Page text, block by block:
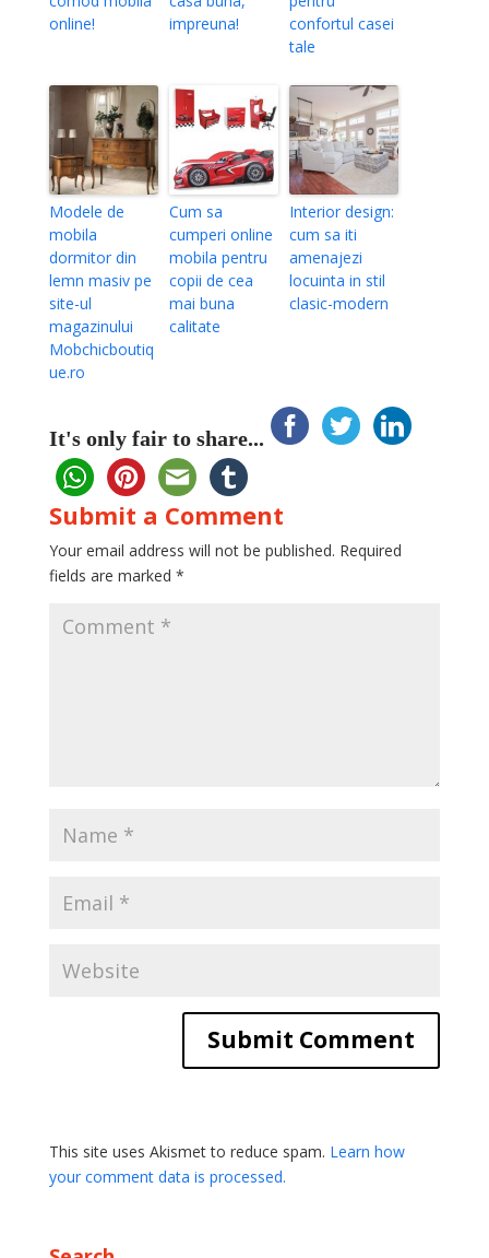
online!
impreuna!
confortul casei
tale
Modele de
mobila
dormitor din
lemn masiv pe
site-ul
magazinului
Mobchicboutiq
ue.ro
Cum sa
cumperi online
mobila pentru
copii de cea
mai buna
calitate
Interior design:
cum sa iti
amenajezi
locuinta in stil
clasic-modern
It's only fair to share...
Submit a Comment
Your email address will not be published. Required
fields are marked *
This site uses Akismet to reduce spam. Learn how
your comment data is processed.